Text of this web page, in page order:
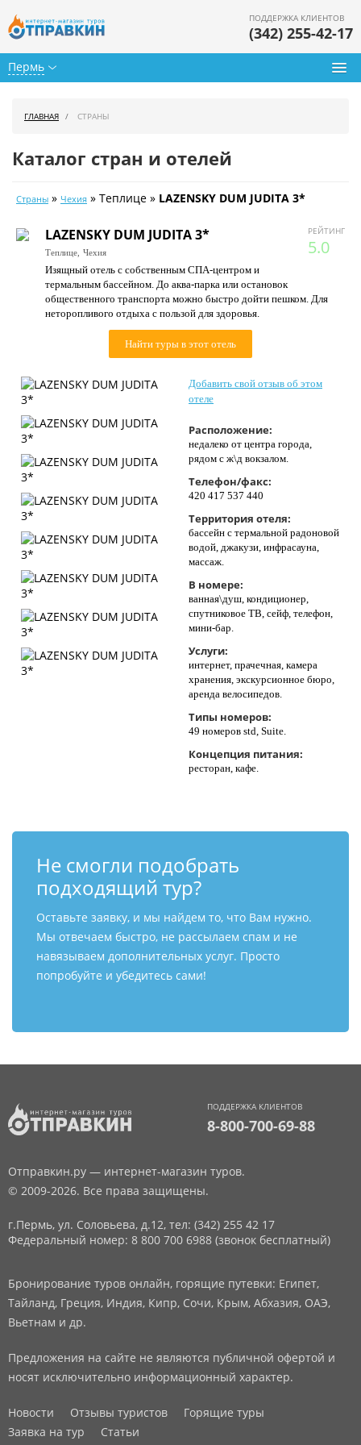
Пермь
ПОДДЕРЖКА КЛИЕНТОВ
(342) 255-42-17
Календарь туров
Цены дня
Страны
Как купить
Контакты
ГЛАВНАЯ СТРАНЫ
Каталог стран и отелей
Страны » Чехия » Теплице » LAZENSKY DUM JUDITA 3*
РЕЙТИНГ
5.0
LAZENSKY DUM JUDITA 3*
Теплице, Чехия
Изящный отель с собственным СПА-центром и
термальным бассейном. До аква-парка или остановок
общественного транспорта можно быстро дойти пешком. Для
неторопливого отдыха с пользой для здоровья.
Найти туры в этот отель
Добавить свой отзыв об этом
отеле
Расположение:
недалеко от центра города,
рядом с ж\д вокзалом.
Телефон/факс:
420 417 537 440
Территория отеля:
бассейн с термальной радоновой
водой, джакузи, инфрасауна,
массаж.
В номере:
ванная\душ, кондиционер,
спутниковое ТВ, сейф, телефон,
мини-бар.
Услуги:
интернет, прачечная, камера
хранения, экскурсионное бюро,
аренда велосипедов.
Типы номеров:
49 номеров std, Suite.
Концепция питания:
ресторан, кафе.
Не смогли подобрать
подходящий тур?
Оставьте заявку, и мы найдем то, что Вам нужно.
Мы отвечаем быстро, не рассылаем спам и не
навязываем дополнительных услуг. Просто
попробуйте и убедитесь сами!
ПОДДЕРЖКА КЛИЕНТОВ
8-800-700-69-88
Отправкин.ру — интернет-магазин туров.
© 2009-2026. Все права защищены.
г.Пермь, ул. Соловьева, д.12, тел: (342) 255 42 17
Федеральный номер: 8 800 700 6988 (звонок бесплатный)
Бронирование туров онлайн, горящие путевки: Египет,
Тайланд, Греция, Индия, Кипр, Сочи, Крым, Абхазия, ОАЭ,
Вьетнам и др.
Предложения на сайте не являются публичной офертой и
носят исключительно информационный характер.
Новости Отзывы туристов
Горящие туры
Заявка на тур
Статьи